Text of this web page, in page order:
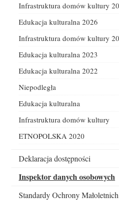
Infrastruktura domów kultury
Edukacja kulturalna 2026
Infrastruktura domów kultury
Edukacja kulturalna 2023
Edukacja kulturalna 2022
Niepodległa
Edukacja kulturalna
Infrastruktura domów kultury
ETNOPOLSKA 2020
Deklaracja dostępności
Inspektor danych osobowych
Standardy Ochrony Małoletnich